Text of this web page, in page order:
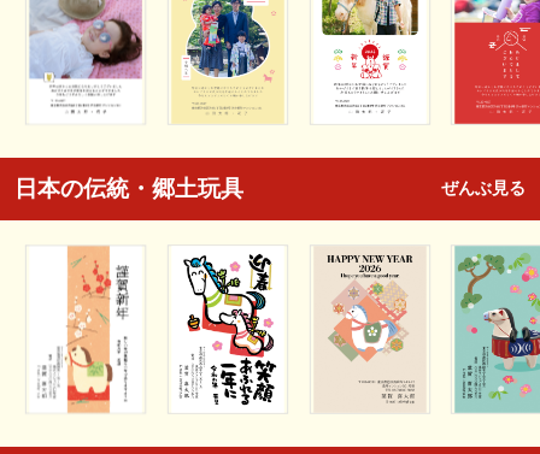
日本の伝統・郷土玩具 ぜんぶ見る